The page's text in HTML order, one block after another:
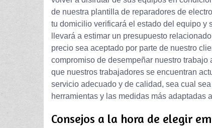
de nuestra plantilla de reparadores de
tu domicilio verificará el estado del equipo y
llevará a estimar un presupuesto
precio sea aceptado por parte de nuestro
compromiso de desempeñar nuestro
que nuestros trabajadores se encuentran
servicio adecuado y de calidad, sea cual
herramientas y las medidas más adaptadas
Consejos a la hora de elegir